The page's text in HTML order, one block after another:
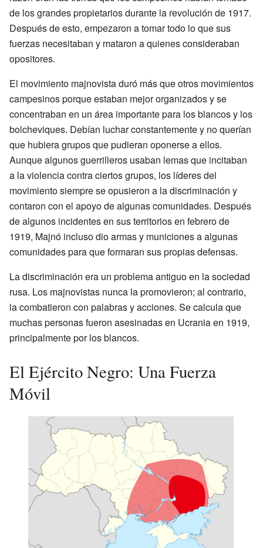
de los grandes propietarios durante la revolución de 1917.
Después de esto, empezaron a tomar todo lo que sus
fuerzas necesitaban y mataron a quienes consideraban
opositores.
El movimiento majnovista duró más que otros movimientos
campesinos porque estaban mejor organizados y se
concentraban en un área importante para los blancos y los
bolcheviques. Debían luchar constantemente y no querían
que hubiera grupos que pudieran oponerse a ellos.
Aunque algunos guerrilleros usaban lemas que incitaban
a la violencia contra ciertos grupos, los líderes del
movimiento siempre se opusieron a la discriminación y
contaron con el apoyo de algunas comunidades. Después
de algunos incidentes en sus territorios en febrero de
1919, Majnó incluso dio armas y municiones a algunas
comunidades para que formaran sus propias defensas.
La discriminación era un problema antiguo en la sociedad
rusa. Los majnovistas nunca la promovieron; al contrario,
la combatieron con palabras y acciones. Se calcula que
muchas personas fueron asesinadas en Ucrania en 1919,
principalmente por los blancos.
El Ejército Negro: Una Fuerza
Móvil